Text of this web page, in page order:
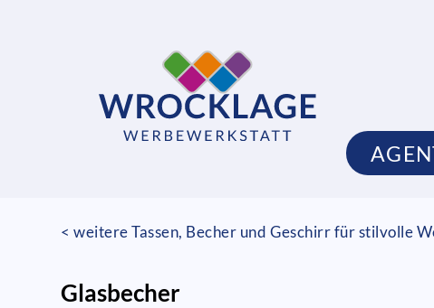
< weitere Tassen, Becher und Geschirr für stilvolle
Glasbecher